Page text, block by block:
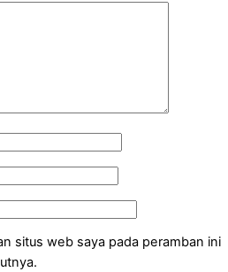
situs web saya pada peramban ini